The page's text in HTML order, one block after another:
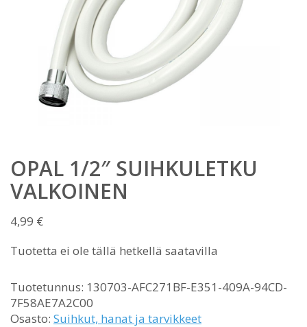
OPAL 1/2″ SUIHKULETKU
VALKOINEN
4,99 €
Tuotetta ei ole tällä hetkellä saatavilla
Tuotetunnus: 130703-AFC271BF-E351-409A-94CD-
7F58AE7A2C00
Osasto: Suihkut, hanat ja tarvikkeet